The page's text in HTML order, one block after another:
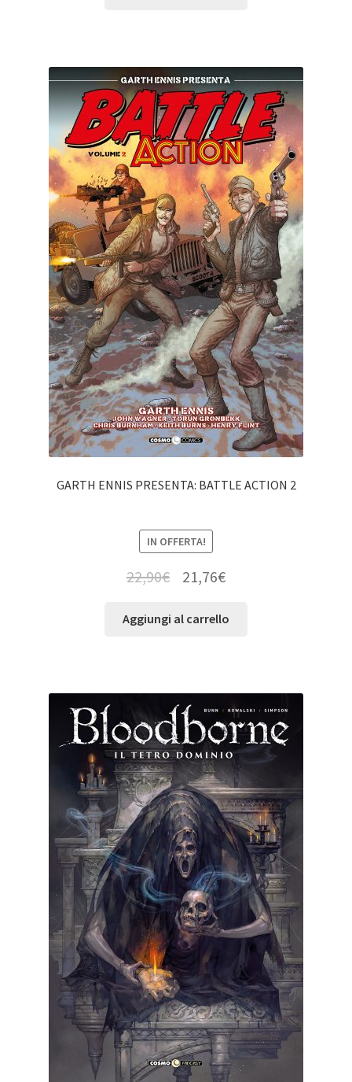
GARTH ENNIS PRESENTA: BATTLE ACTION 2
IN OFFERTA!
22,90€ 21,76€
Aggiungi al carrello